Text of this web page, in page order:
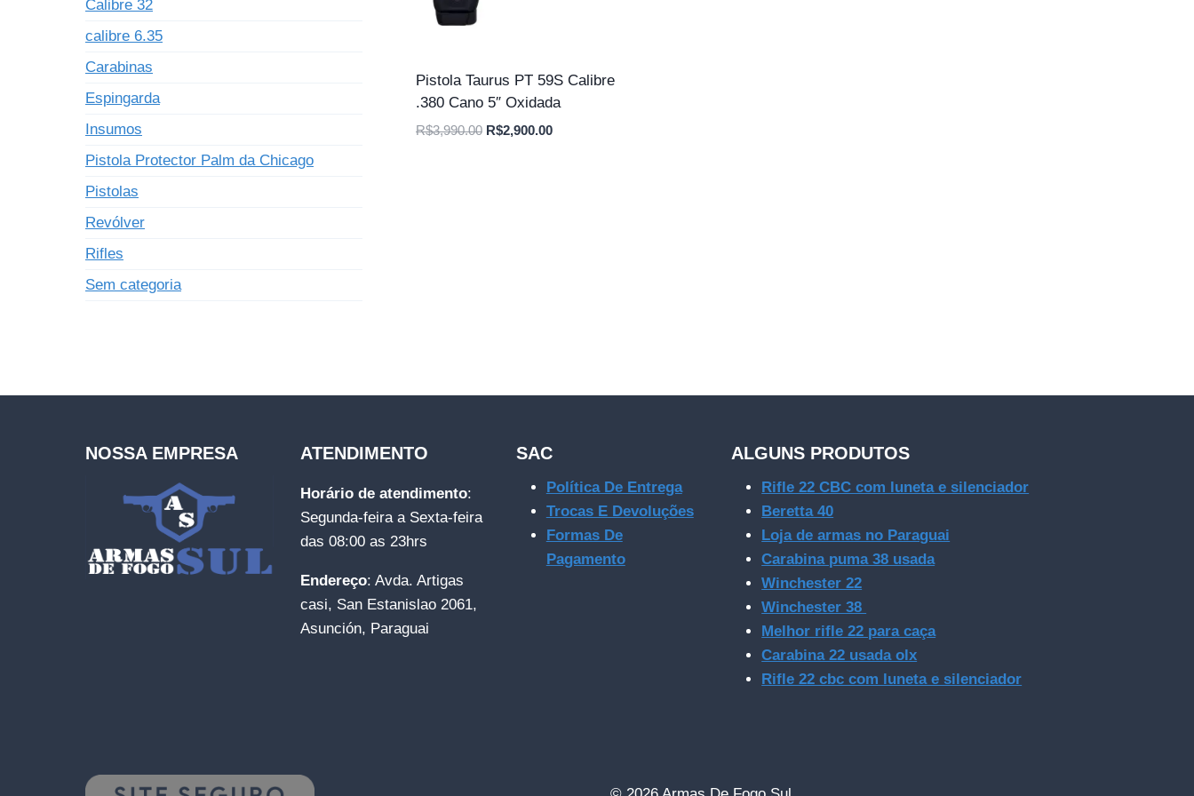
Pistola Taurus PT 59S Calibre
.380 Cano 5″ Oxidada
R$3,990.00 O
R$2,900.00O
Calibre 32
calibre 6.35
Carabinas
Espingarda
Insumos
Pistola Protector Palm da Chicago
Pistolas
Revólver
Rifles
Sem categoria
NOSSA EMPRESA ATENDIMENTO
Horário de atendimento:
Segunda-feira a Sexta-feira
das 08:00 as 23hrs
Endereço: Avda. Artigas
casi, San Estanislao 2061,
Asunción, Paraguai
SAC
Política De Entrega
Trocas E Devoluções
Formas De
Pagamento
ALGUNS PRODUTOS
Rifle 22 CBC com luneta e silenciador
Beretta 40
Loja de armas no Paraguai
Carabina puma 38 usada
Winchester 22
Winchester 38
Melhor rifle 22 para caça
Carabina 22 usada olx
Rifle 22 cbc com luneta e silenciador